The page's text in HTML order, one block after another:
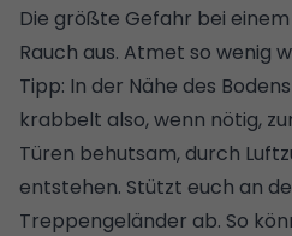
Die größte Gefahr bei
Rauch aus. Atmet so wenig
Tipp: In der Nähe des
krabbelt also, wenn nötig,
Türen behutsam, durch
entstehen. Stützt euch an
Treppengeländer ab. So